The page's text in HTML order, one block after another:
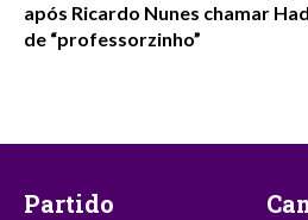
após Ricardo Nunes chamar
de “professorzinho”
Partido